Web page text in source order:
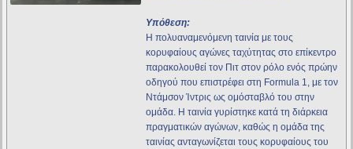
Υπόθεση:
Η πολυαναμενόμενη ταινία με τους
κορυφαίους αγώνες ταχύτητας στο επίκεντρο
παρακολουθεί τον Πιτ στον ρόλο ενός πρώην
οδηγού που επιστρέφει στη Formula 1, με τον
Ντάμσον Ίντρις ως ομόσταβλό του στην
ομάδα. Η ταινία γυρίστηκε κατά τη διάρκεια
πραγματικών αγώνων, καθώς η ομάδα της
ταινίας ανταγωνίζεται τους κορυφαίους του